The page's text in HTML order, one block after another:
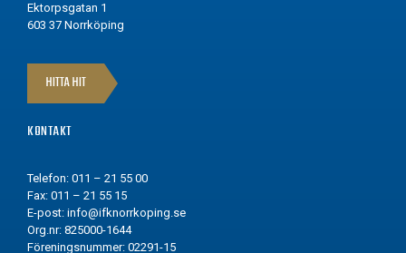
Ektorpsgatan 1
603 37 Norrköping
HITTA HIT
KONTAKT
Telefon: 011 – 21 55 00
Fax: 011 – 21 55 15
E-post: info@ifknorrkoping.se
Org.nr: 825000-1644
Föreningsnummer: 02291-15